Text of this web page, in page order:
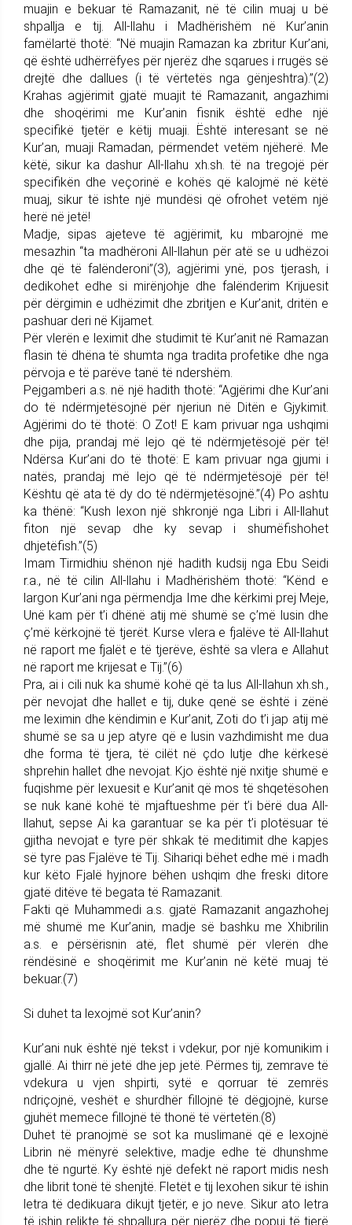
muajin e bekuar të Ramazanit, në të cilin muaj u bë
shpallja e tij. All-llahu i Madhërishëm në Kur’anin
famëlartë thotë: “Në muajin Ramazan ka zbritur Kur’ani,
që është udhërrëfyes për njerëz dhe sqarues i rrugës së
drejtë dhe dallues (i të vërtetës nga gënjeshtra).”(2)
Krahas agjërimit gjatë muajit të Ramazanit, angazhimi
dhe shoqërimi me Kur’anin fisnik është edhe një
specifikë tjetër e këtij muaji. Është interesant se në
Kur’an, muaji Ramadan, përmendet vetëm njëherë. Me
këtë, sikur ka dashur All-llahu xh.sh. të na tregojë për
specifikën dhe veçorinë e kohës që kalojmë në këtë
muaj, sikur të ishte një mundësi që ofrohet vetëm një
herë në jetë!
Madje, sipas ajeteve të agjërimit, ku mbarojnë me
mesazhin “ta madhëroni All-llahun për atë se u udhëzoi
dhe që të falënderoni”(3), agjërimi ynë, pos tjerash, i
dedikohet edhe si mirënjohje dhe falënderim Krijuesit
për dërgimin e udhëzimit dhe zbritjen e Kur’anit, dritën e
pashuar deri në Kijamet.
Për vlerën e leximit dhe studimit të Kur’anit në Ramazan
flasin të dhëna të shumta nga tradita profetike dhe nga
përvoja e të parëve tanë të ndershëm.
Pejgamberi a.s. në një hadith thotë: “Agjërimi dhe Kur’ani
do të ndërmjetësojnë për njeriun në Ditën e Gjykimit.
Agjërimi do të thotë: O Zot! E kam privuar nga ushqimi
dhe pija, prandaj më lejo që të ndërmjetësojë për të!
Ndërsa Kur’ani do të thotë: E kam privuar nga gjumi i
natës, prandaj më lejo që të ndërmjetësojë për të!
Kështu që ata të dy do të ndërmjetësojnë.”(4) Po ashtu
ka thënë: “Kush lexon një shkronjë nga Libri i All-llahut
fiton një sevap dhe ky sevap i shumëfishohet
dhjetëfish.”(5)
Imam Tirmidhiu shënon një hadith kudsij nga Ebu Seidi
r.a., në të cilin All-llahu i Madhërishëm thotë: “Kënd e
largon Kur’ani nga përmendja Ime dhe kërkimi prej Meje,
Unë kam për t’i dhënë atij më shumë se ç’më lusin dhe
ç’më kërkojnë të tjerët. Kurse vlera e fjalëve të All-llahut
në raport me fjalët e të tjerëve, është sa vlera e Allahut
në raport me krijesat e Tij.”(6)
Pra, ai i cili nuk ka shumë kohë që ta lus All-llahun xh.sh.,
për nevojat dhe hallet e tij, duke qenë se është i zënë
me leximin dhe këndimin e Kur’anit, Zoti do t’i jap atij më
shumë se sa u jep atyre që e lusin vazhdimisht me dua
dhe forma të tjera, të cilët në çdo lutje dhe kërkesë
shprehin hallet dhe nevojat. Kjo është një nxitje shumë e
fuqishme për lexuesit e Kur’anit që mos të shqetësohen
se nuk kanë kohë të mjaftueshme për t’i bërë dua All-
llahut, sepse Ai ka garantuar se ka për t’i plotësuar të
gjitha nevojat e tyre për shkak të meditimit dhe kapjes
së tyre pas Fjalëve të Tij. Sihariqi bëhet edhe më i madh
kur këto Fjalë hyjnore bëhen ushqim dhe freski ditore
gjatë ditëve të begata të Ramazanit.
Fakti që Muhammedi a.s. gjatë Ramazanit angazhohej
më shumë me Kur’anin, madje së bashku me Xhibrilin
a.s. e përsërisnin atë, flet shumë për vlerën dhe
rëndësinë e shoqërimit me Kur’anin në këtë muaj të
bekuar.(7)
Si duhet ta lexojmë sot Kur’anin?
Kur’ani nuk është një tekst i vdekur, por një komunikim i
gjallë. Ai thirr në jetë dhe jep jetë. Përmes tij, zemrave të
vdekura u vjen shpirti, sytë e qorruar të zemrës
ndriçojnë, veshët e shurdhër fillojnë të dëgjojnë, kurse
gjuhët memece fillojnë të thonë të vërtetën.(8)
Duhet të pranojmë se sot ka muslimanë që e lexojnë
Librin në mënyrë selektive, madje edhe të dhunshme
dhe të ngurtë. Ky është një defekt në raport midis nesh
dhe librit tonë të shenjtë. Fletët e tij lexohen sikur të ishin
letra të dedikuara dikujt tjetër, e jo neve. Sikur ato letra
të ishin relikte të shpallura për njerëz dhe popuj të tjerë